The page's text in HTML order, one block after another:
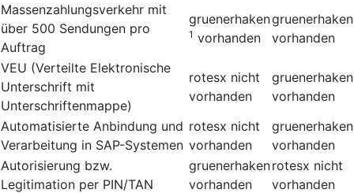
Massenzahlungsverkehr mit
über 500 Sendungen pro
Auftrag
gruenerhaken
1 vorhanden
gruenerhaken
vorhanden
VEU (Verteilte Elektronische
Unterschrift mit
Unterschriftenmappe)
rotesx nicht
vorhanden
gruenerhaken
vorhanden
Automatisierte Anbindung und
Verarbeitung in SAP-Systemen
rotesx nicht
vorhanden
gruenerhaken
vorhanden
Autorisierung bzw.
Legitimation per PIN/TAN
gruenerhaken
vorhanden
rotesx nicht
vorhanden